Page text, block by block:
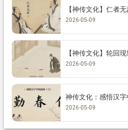
【神传文化】仁者无
2026-05-09
【神传文化】轮回
2026-05-09
神传文化：感悟汉字
2026-05-09